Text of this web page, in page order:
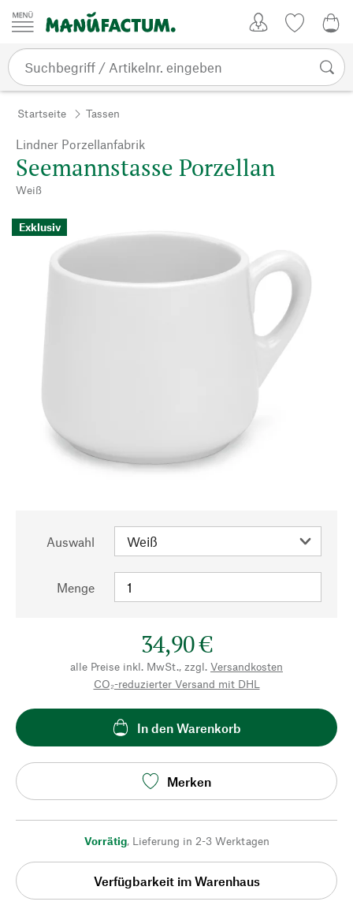
Zum Inhalt springen
Startseite Tassen
Lindner Porzellanfabrik
Seemannstasse Porzellan
Weiß
Exklusiv
Auswahl
Menge
34,90 €
alle Preise inkl. MwSt., zzgl. Versandkosten
CO₂-reduzierter Versand mit DHL
In den Warenkorb
Merken
Vorrätig, Lieferung in 2-3 Werktagen
Verfügbarkeit im Warenhaus